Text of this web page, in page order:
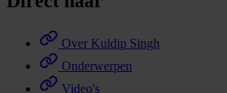
Over Kuldip Singh
Onderwerpen
Video's